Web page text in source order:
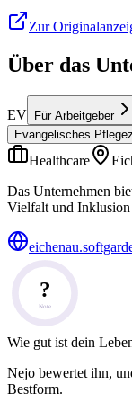
Zur
Über das
EV
Für Arbeitgeber
Evangelisches
Healthcare
Das Unternehmen
Vielfalt und Inklusion
?
Note
Wie gut ist dein
Nejo bewertet ihn,
Bestform.